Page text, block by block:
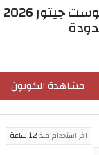
مشاهدة الكوبون
اخر استخدام منذ 12 ساعة